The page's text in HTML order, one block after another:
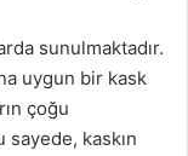
sunulmaktadır.
uygun bir kask
çoğu
kaskın